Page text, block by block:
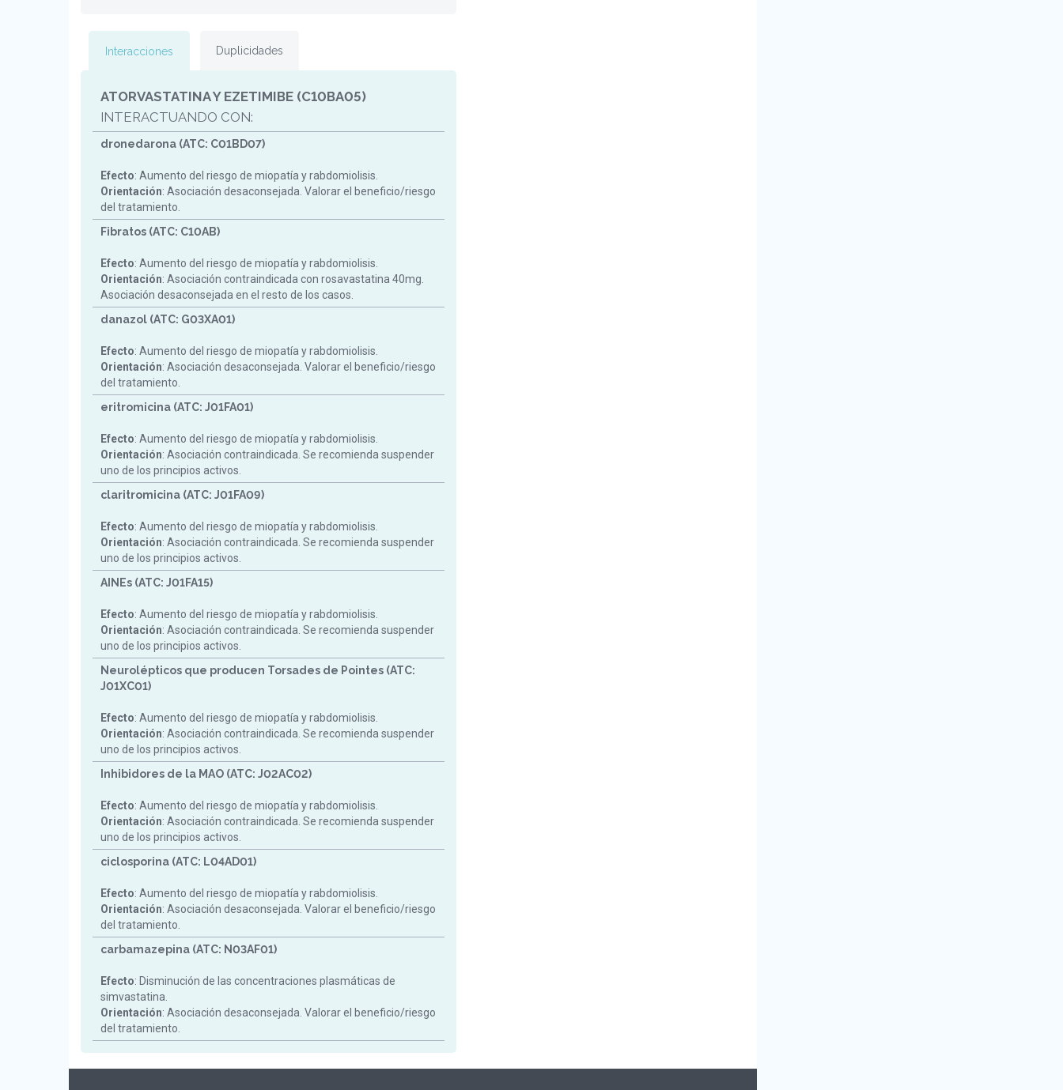
Interacciones Duplicidades
ATORVASTATINA Y EZETIMIBE (C10BA05)
INTERACTUANDO CON:
dronedarona (ATC: C01BD07)
Efecto: Aumento del riesgo de miopatía y rabdomiolisis.
Orientación: Asociación desaconsejada. Valorar el beneficio/riesgo
del tratamiento.
Fibratos (ATC: C10AB)
Efecto: Aumento del riesgo de miopatía y rabdomiolisis.
Orientación: Asociación contraindicada con rosavastatina 40mg.
Asociación desaconsejada en el resto de los casos.
danazol (ATC: G03XA01)
Efecto: Aumento del riesgo de miopatía y rabdomiolisis.
Orientación: Asociación desaconsejada. Valorar el beneficio/riesgo
del tratamiento.
eritromicina (ATC: J01FA01)
Efecto: Aumento del riesgo de miopatía y rabdomiolisis.
Orientación: Asociación contraindicada. Se recomienda suspender
uno de los principios activos.
claritromicina (ATC: J01FA09)
Efecto: Aumento del riesgo de miopatía y rabdomiolisis.
Orientación: Asociación contraindicada. Se recomienda suspender
uno de los principios activos.
AINEs (ATC: J01FA15)
Efecto: Aumento del riesgo de miopatía y rabdomiolisis.
Orientación: Asociación contraindicada. Se recomienda suspender
uno de los principios activos.
Neurolépticos que producen Torsades de Pointes (ATC:
J01XC01)
Efecto: Aumento del riesgo de miopatía y rabdomiolisis.
Orientación: Asociación contraindicada. Se recomienda suspender
uno de los principios activos.
Inhibidores de la MAO (ATC: J02AC02)
Efecto: Aumento del riesgo de miopatía y rabdomiolisis.
Orientación: Asociación contraindicada. Se recomienda suspender
uno de los principios activos.
ciclosporina (ATC: L04AD01)
Efecto: Aumento del riesgo de miopatía y rabdomiolisis.
Orientación: Asociación desaconsejada. Valorar el beneficio/riesgo
del tratamiento.
carbamazepina (ATC: N03AF01)
Efecto: Disminución de las concentraciones plasmáticas de
simvastatina.
Orientación: Asociación desaconsejada. Valorar el beneficio/riesgo
del tratamiento.